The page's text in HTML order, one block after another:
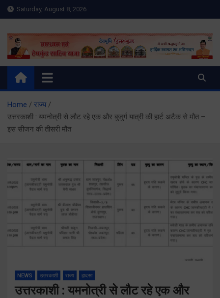
Skip
to
Saturday, August 8, 2026
Meru Raibar | Uttarakhand
News | Uttarkashi News
meruraibar.com
Home
राज्य
उत्तरकाशी : यमनोत्री से लौट रहे एक और बुजुर्ग यात्री की हार्ट अटैक से मौत –
इस सीजन की तीसरी मौत
NEWS उत्तरकाशी राज्य हादसा
उत्तरकाशी : यमनोत्री से लौट रहे एक और